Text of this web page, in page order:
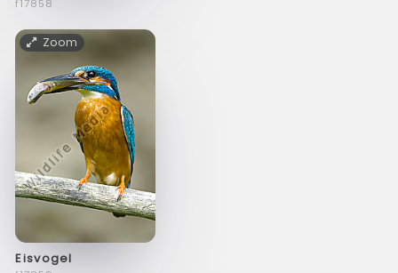
f17858
Zoom
Eisvogel